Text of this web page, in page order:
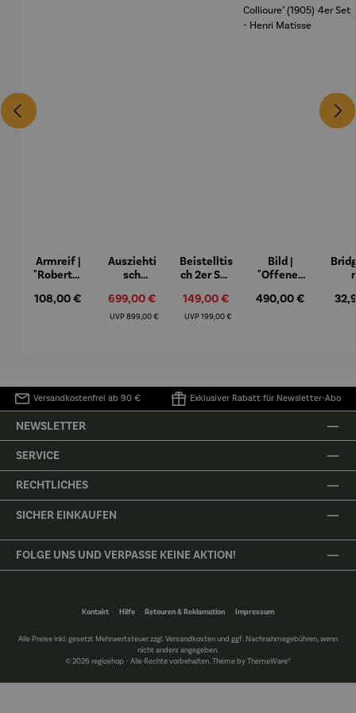
Armreif |
"Roberta"
Mütz
Regulärer Preis:
108,00 €
Ausziehti
sch
m – Valor
Verkaufspreis:
699,00 €
UVP Regulärer Preis:
899,00 €
Beistelltis
ch 2er Set
Verkaufspreis:
149,00 €
UVPRegulärer Preis:
199,00 €
Bild |
"Offenes
Collioure"
Regulärer Preis:
490,00 €
Versandkostenfrei ab 90 € Exklusiver Rabatt für Newsletter-Abo
NEWSLETTER
SERVICE
RECHTLICHES
SICHER EINKAUFEN
FOLGE UNS UND VERPASSE KEINE AKTION!
Kontakt Hilfe Retouren & Reklamation Impressum
Alle Preise inkl. gesetzl. Mehrwertsteuer zzgl.Versandkostenund ggf. Nachnahmegebühren, wenn
nicht anders angegeben.
© 2026 regioshop - Alle Rechte vorbehalten. Theme byThemeWare®